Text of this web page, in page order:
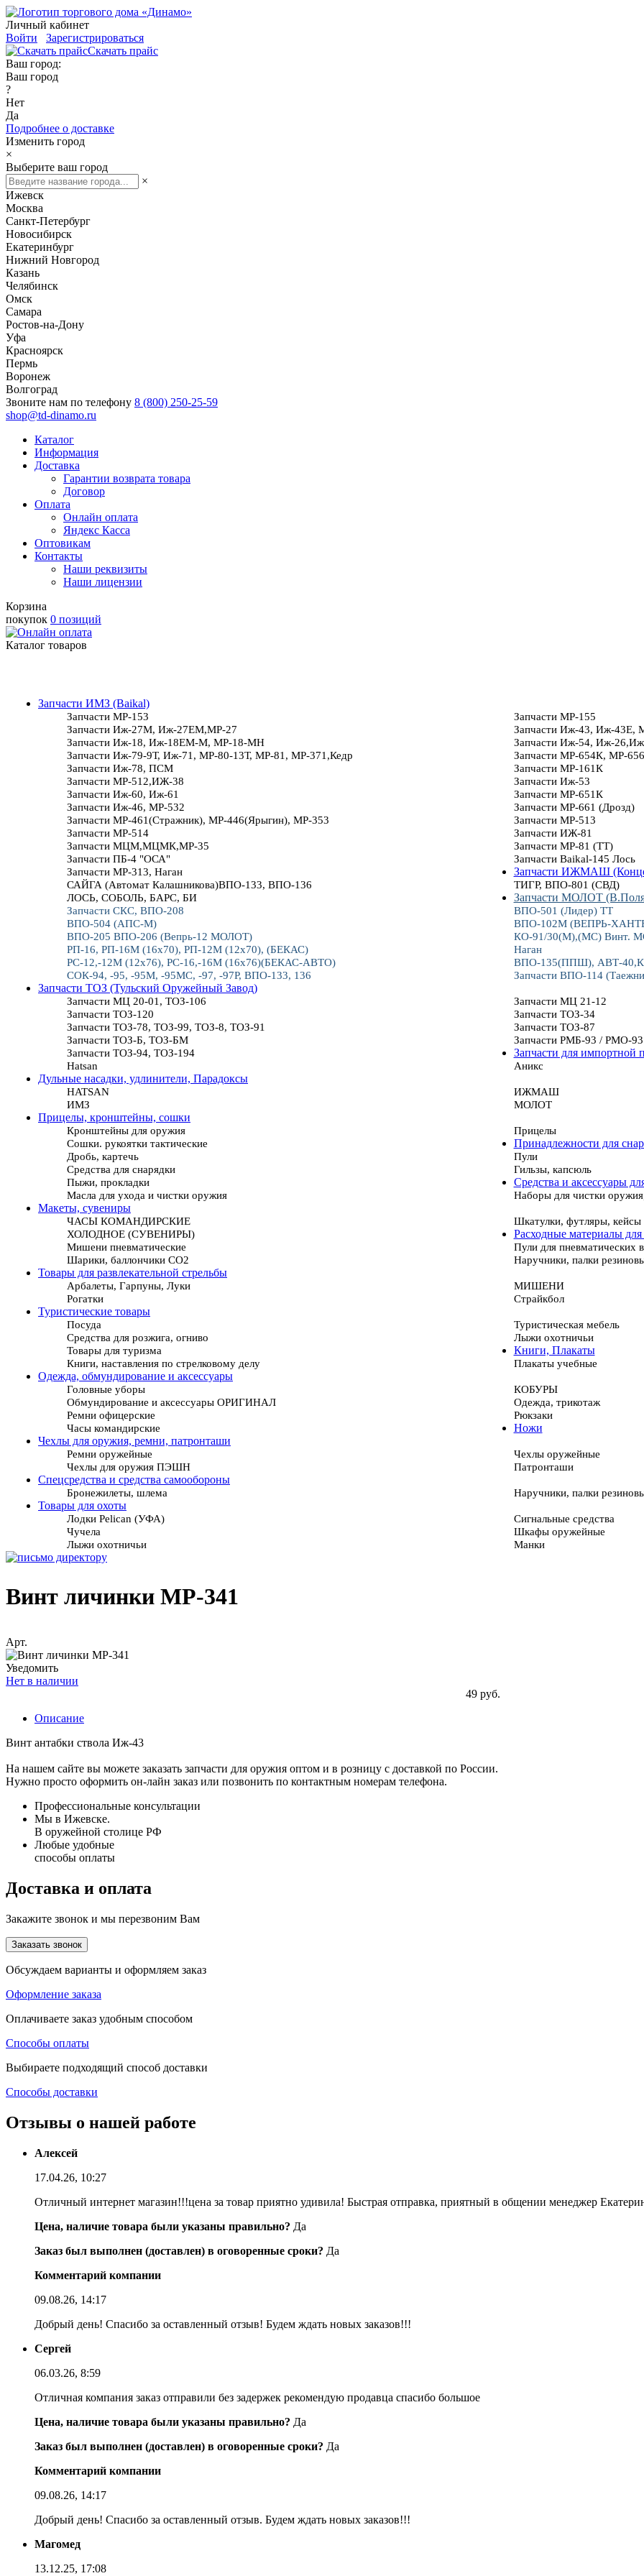
Личный кабинет
Войти
Зарегистрироваться
Скачать прайс
Ваш город:
Ваш город
?
Нет
Да
Подробнее о доставке
Изменить город
×
Выберите ваш город
×
Ижевск
Москва
Санкт-Петербург
Новосибирск
Екатеринбург
Нижний Новгород
Казань
Челябинск
Омск
Самара
Ростов-на-Дону
Уфа
Красноярск
Пермь
Воронеж
Волгоград
Звоните нам по телефону 8 (800) 250-25-59
shop@td-dinamo.ru
Каталог
Информация
Доставка
Гарантии возврата товара
Договор
Оплата
Онлайн оплата
Яндекс Касса
Оптовикам
Контакты
Наши реквизиты
Наши лицензии
Корзина
покупок 0 позиций
Каталог товаров
Запчасти ИМЗ (Baikal)
Запчасти МР-153
Запчасти МР-155
Запчасти Иж-27М, Иж-27ЕМ,МР-27
Запчасти Иж-43, Иж-43Е,
Запчасти Иж-18, Иж-18ЕМ-М, МР-18-МН
Запчасти Иж-54, Иж-
Запчасти Иж-79-9Т, Иж-71, МР-80-13Т, МР-81, МР-371,Кедр
Запчасти МР-654К, МР-
Запчасти Иж-78, ПСМ
Запчасти МР-161К
Запчасти МР-512,ИЖ-38
Запчасти Иж-53
Запчасти Иж-60, Иж-61
Запчасти МР-651К
Запчасти Иж-46, МР-532
Запчасти МР-661 (Дрозд)
Запчасти МР-461(Стражник), МР-446(Ярыгин), МР-353
Запчасти МР-513
Запчасти МР-514
Запчасти ИЖ-81
Запчасти МЦМ,МЦМК,МР-35
Запчасти МР-81 (ТТ)
Запчасти ПБ-4 "ОСА"
Запчасти Baikal-145 Лось
Запчасти МР-313, Наган
Запчасти ИЖМАШ
САЙГА (Автомат Калашникова)ВПО-133, ВПО-136
ТИГР, ВПО-801 (СВД)
ЛОСЬ, СОБОЛЬ, БАРС, БИ
Запчасти МОЛОТ
Запчасти СКС, ВПО-208
ВПО-501 (Лидер) ТТ
ВПО-504 (АПС-М)
ВПО-102М (ВЕПРЬ-
ВПО-205 ВПО-206 (Вепрь-12 МОЛОТ)
КО-91/30(М),(МС) Винт.
РП-16, РП-16М (16х70), РП-12М (12х70), (БЕКАС)
Наган
РС-12,-12М (12х76), РС-16,-16М (16х76)(БЕКАС-АВТО)
ВПО-135(ППШ), АВТ-
СОК-94, -95, -95М, -95МС, -97, -97Р, ВПО-133, 136
Запчасти ВПО-114
Запчасти ТОЗ (Тульский Оружейный Завод)
Запчасти МЦ 20-01, ТОЗ-106
Запчасти МЦ 21-12
Запчасти ТОЗ-120
Запчасти ТОЗ-34
Запчасти ТОЗ-78, ТОЗ-99, ТОЗ-8, ТОЗ-91
Запчасти ТОЗ-87
Запчасти ТОЗ-Б, ТОЗ-БМ
Запчасти РМБ-93 / РМО-93
Запчасти ТОЗ-94, ТОЗ-194
Запчасти для импортной
Hatsan
Аникс
Дульные насадки, удлинители, Парадоксы
HATSAN
ИЖМАШ
ИМЗ
МОЛОТ
Прицелы, кронштейны, сошки
Кронштейны для оружия
Прицелы
Сошки. рукоятки тактические
Принадлежности для
Дробь, картечь
Пули
Средства для снарядки
Гильзы, капсюль
Пыжи, прокладки
Средства и аксессуары
Масла для ухода и чистки оружия
Наборы для чистки
Макеты, сувениры
ЧАСЫ КОМАНДИРСКИЕ
Шкатулки, футляры, кейсы
ХОЛОДНОЕ (СУВЕНИРЫ)
Расходные материалы
Мишени пневматические
Пули для пневматических
Шарики, баллончики СО2
Наручники, палки
Товары для развлекательной стрельбы
Арбалеты, Гарпуны, Луки
МИШЕНИ
Рогатки
Страйкбол
Туристические товары
Посуда
Туристическая мебель
Средства для розжига, огниво
Лыжи охотничьи
Товары для туризма
Книги, Плакаты
Книги, наставления по стрелковому делу
Плакаты учебные
Одежда, обмундирование и аксессуары
Головные уборы
КОБУРЫ
Обмундирование и аксессуары ОРИГИНАЛ
Одежда, трикотаж
Ремни офицерские
Рюкзаки
Часы командирские
Ножи
Чехлы для оружия, ремни, патронташи
Ремни оружейные
Чехлы оружейные
Чехлы для оружия ПЭШН
Патронташи
Спецсредства и средства самообороны
Бронежилеты, шлема
Наручники, палки
Товары для охоты
Лодки Pelican (УФА)
Сигнальные средства
Чучела
Шкафы оружейные
Лыжи охотничьи
Манки
Винт личинки МР-341
Арт.
Уведомить
Нет в наличии
49 руб.
Описание
Винт антабки ствола Иж-43
На нашем сайте вы можете заказать запчасти для оружия оптом и в розницу с доставкой по России.
Нужно просто оформить он-лайн заказ или позвонить по контактным номерам телефона.
Профессиональные консультации
Мы в Ижевске.
В оружейной столице РФ
Любые удобные
способы оплаты
Доставка и оплата
Закажите звонок и мы перезвоним Вам
Заказать звонок
Обсуждаем варианты и оформляем заказ
Оформление заказа
Оплачиваете заказ удобным способом
Способы оплаты
Выбираете подходящий способ доставки
Способы доставки
Отзывы о нашей работе
Алексей
17.04.26, 10:27
Отличный интернет магазин!!!цена за товар приятно удивила! Быстрая отправка, приятный в общении менеджер
Цена, наличие товара были указаны правильно? Да
Заказ был выполнен (доставлен) в оговоренные сроки? Да
Комментарий компании
09.08.26, 14:17
Добрый день! Спасибо за оставленный отзыв! Будем ждать новых заказов!!!
Сергей
06.03.26, 8:59
Отличная компания заказ отправили без задержек рекомендую продавца спасибо большое
Цена, наличие товара были указаны правильно? Да
Заказ был выполнен (доставлен) в оговоренные сроки? Да
Комментарий компании
09.08.26, 14:17
Добрый день! Спасибо за оставленный отзыв. Будем ждать новых заказов!!!
Магомед
13.12.25, 17:08